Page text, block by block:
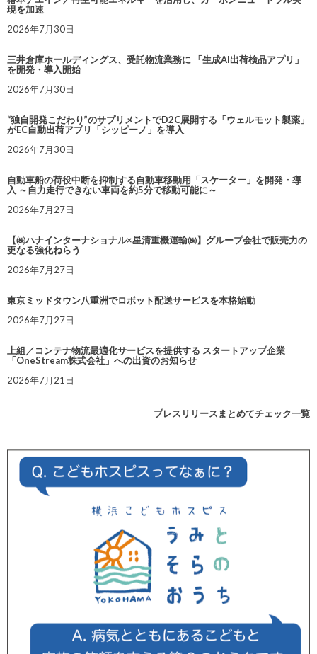
現を加速
2026年7月30日
三井倉庫ホールディングス、受託物流業務に 「生成AI出荷検品アプリ」
を開発・導入開始
2026年7月30日
“独自開発こだわり”のサプリメントでD2C展開する「ウェルモット製薬」
がEC自動出荷アプリ「シッピーノ」を導入
2026年7月30日
自動車船の荷役中断を抑制する自動車移動用「スケーター」を開発・導
入 ～自力走行できない車両を約5分で移動可能に～
2026年7月27日
【㈱ハナインターナショナル×星清重機運輸㈱】グループ会社で販売力の
更なる強化ねらう
2026年7月27日
東京ミッドタウン八重洲でロボット配送サービスを本格始動
2026年7月27日
上組／コンテナ物流最適化サービスを提供する スタートアップ企業
「OneStream株式会社」への出資のお知らせ
2026年7月21日
プレスリリースまとめてチェック一覧